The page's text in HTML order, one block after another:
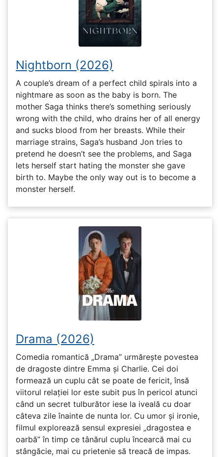
Nightborn (2026)
A couple’s dream of a perfect child spirals into a
nightmare as soon as the baby is born. The
mother Saga thinks there’s something seriously
wrong with the child, who drains her of all energy
and sucks blood from her breasts. While their
marriage strains, Saga’s husband Jon tries to
pretend he doesn’t see the problems, and Saga
lets herself start hating the monster she gave
birth to. Maybe the only way out is to become a
monster herself.
Drama (2026)
Comedia romantică „Drama” urmărește povestea
de dragoste dintre Emma și Charlie. Cei doi
formează un cuplu cât se poate de fericit, însă
viitorul relației lor este subit pus în pericol atunci
când un secret tulburător iese la iveală cu doar
câteva zile înainte de nunta lor. Cu umor și ironie,
filmul explorează sensul expresiei „dragostea e
oarbă” în timp ce tânărul cuplu încearcă mai cu
stângăcie, mai cu prietenie să treacă de impas.